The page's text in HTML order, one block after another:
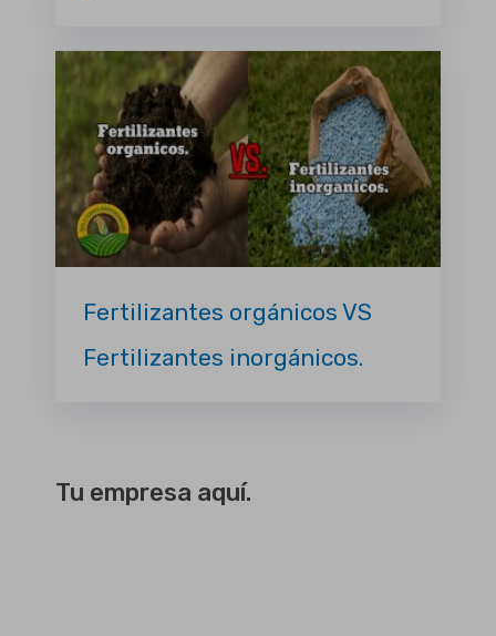
Fertilizantes orgánicos VS
Fertilizantes inorgánicos.
Tu empresa aquí.